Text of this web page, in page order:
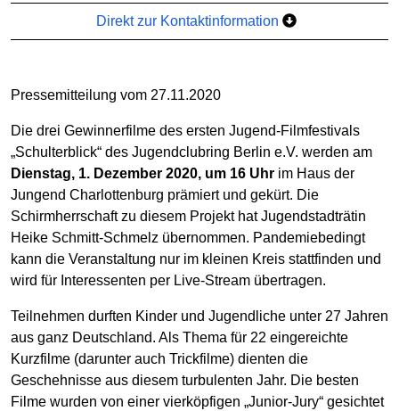
Direkt zur Kontaktinformation
Pressemitteilung vom 27.11.2020
Die drei Gewinnerfilme des ersten Jugend-Filmfestivals
„Schulterblick“ des Jugendclubring Berlin e.V. werden am
Dienstag, 1. Dezember 2020, um 16 Uhr im Haus der
Jungend Charlottenburg prämiert und gekürt. Die
Schirmherrschaft zu diesem Projekt hat Jugendstadträtin
Heike Schmitt-Schmelz übernommen. Pandemiebedingt
kann die Veranstaltung nur im kleinen Kreis stattfinden und
wird für Interessenten per Live-Stream übertragen.
Teilnehmen durften Kinder und Jugendliche unter 27 Jahren
aus ganz Deutschland. Als Thema für 22 eingereichte
Kurzfilme (darunter auch Trickfilme) dienten die
Geschehnisse aus diesem turbulenten Jahr. Die besten
Filme wurden von einer vierköpfigen „Junior-Jury“ gesichtet